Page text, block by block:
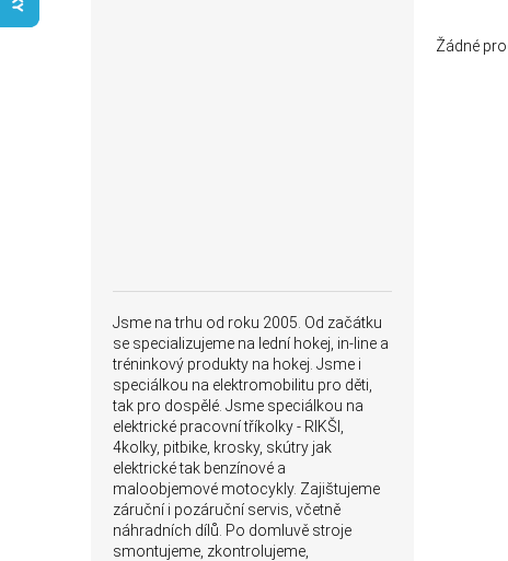
Jsme na trhu od roku 2005. Od začátku
se specializujeme na lední hokej, in-line a
tréninkový produkty na hokej. Jsme i
speciálkou na elektromobilitu pro děti,
tak pro dospělé. Jsme speciálkou na
elektrické pracovní tříkolky - RIKŠI,
4kolky, pitbike, krosky, skútry jak
elektrické tak benzínové a
maloobjemové motocykly. Zajištujeme
záruční i pozáruční servis, včetně
náhradních dílů. Po domluvě stroje
smontujeme, zkontrolujeme,
Žádné